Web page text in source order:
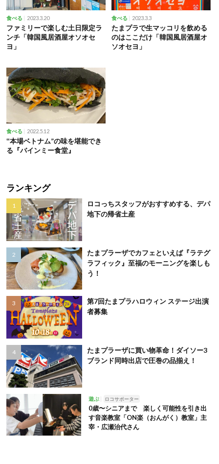
食べる 2023.3.20
ファミリーで楽しむ土日限定ラ
ンチ「韓国風居酒屋オソオセ
ヨ」
食べる 2023.3.3
たまプラで生マッコリを飲める
のはここだけ「韓国風居酒屋オ
ソオセヨ」
食べる 2022.5.12
‟本場ベトナム”の味を堪能でき
る『バインミー食堂』
ランキング
ロコっちスタッフがおすすめする、デパ
地下の帰省土産
たまプラーザでカフェといえば『ラテグ
ラフィック』至福のモーニングを楽しも
う！
第7回たまプラハロウィン ステージ出演
者募集
たまプラーザに買い物革命！ダイソー3
ブランド同時出店で圧巻の品揃え！
遊ぶ ロコサポーター
0歳〜シニアまで 楽しく可能性を引き出
す音楽教室「ON楽（おんがく）教室」主
宰・広瀬治代さん